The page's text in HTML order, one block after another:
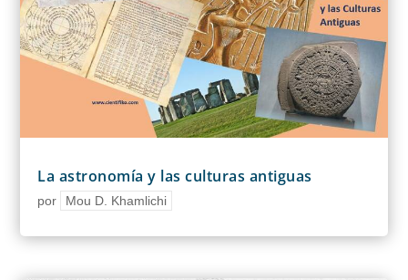
La astronomía y las culturas antiguas
por Mou D. Khamlichi